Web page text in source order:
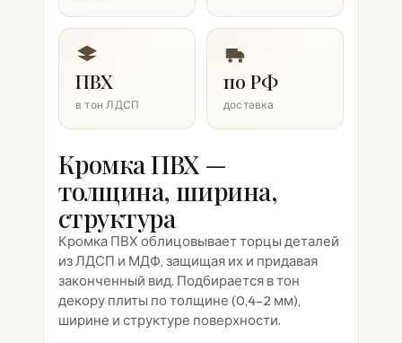
ПВХ
в тон ЛДСП
по РФ
доставка
Кромка ПВХ —
толщина, ширина,
структура
Кромка ПВХ облицовывает торцы деталей
из ЛДСП и МДФ, защищая их и придавая
законченный вид. Подбирается в тон
декору плиты по толщине (0,4–2 мм),
ширине и структуре поверхности.